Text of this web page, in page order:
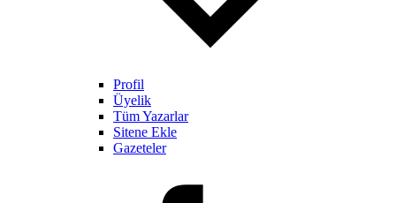
Profil
Üyelik
Tüm Yazarlar
Sitene Ekle
Gazeteler